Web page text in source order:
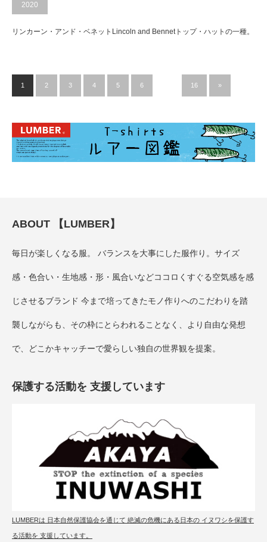
2020
リンカーン・アンド・ベネットLincoln and Bennetトップ・ハットの一種。
1 2 3 4 5 6 16 »
ABOUT 【LUMBER】
毎日が楽しくなる服。 バランスを大事にした服作り。サイズ
感・色合い・生地感・形・風合いなどココロくすぐる空気感を感
じさせるブランド 今まで培ってきたモノ作りへのこだわりを踏
襲しながらも、その枠にとらわれることなく、より自由な発想
で、どこかキャッチーで愛らしい独自の世界観を提案。
保護する活動を 支援しています
LUMBERは 日本自然保護協会を通じて 絶滅の危機にある日本の イヌワシを保護す
る活動を 支援しています。